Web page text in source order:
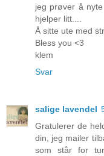
jeg prøver å
hjelper litt....
Å sitte ute med
Bless you <3
klem
Svar
salige lavendel
Gratulerer de
din, jeg mailer
som står for